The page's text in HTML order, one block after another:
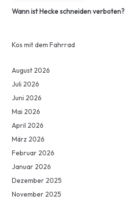
Wann ist Hecke schneiden verboten?
Kos mit dem Fahrrad
August 2026
Juli 2026
Juni 2026
Mai 2026
April 2026
März 2026
Februar 2026
Januar 2026
Dezember 2025
November 2025